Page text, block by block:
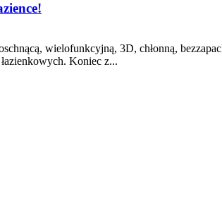
wielofunkcyjną, 3D, chłonną,
Koniec z...